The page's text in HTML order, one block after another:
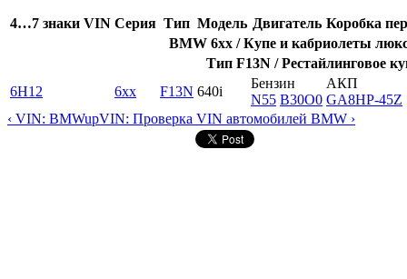
4…7 знаки VIN Серия Тип Модель Двигатель Коробка
BMW 6xx / Купе и кабриолеты
Тип F13N / Рестайлинговое
6H12
6xx F13N 640i
Бензин
N55 B30O0
АКП
GA8HP-45Z
‹ VIN: BMWupVIN: Проверка VIN автомобилей BMW ›